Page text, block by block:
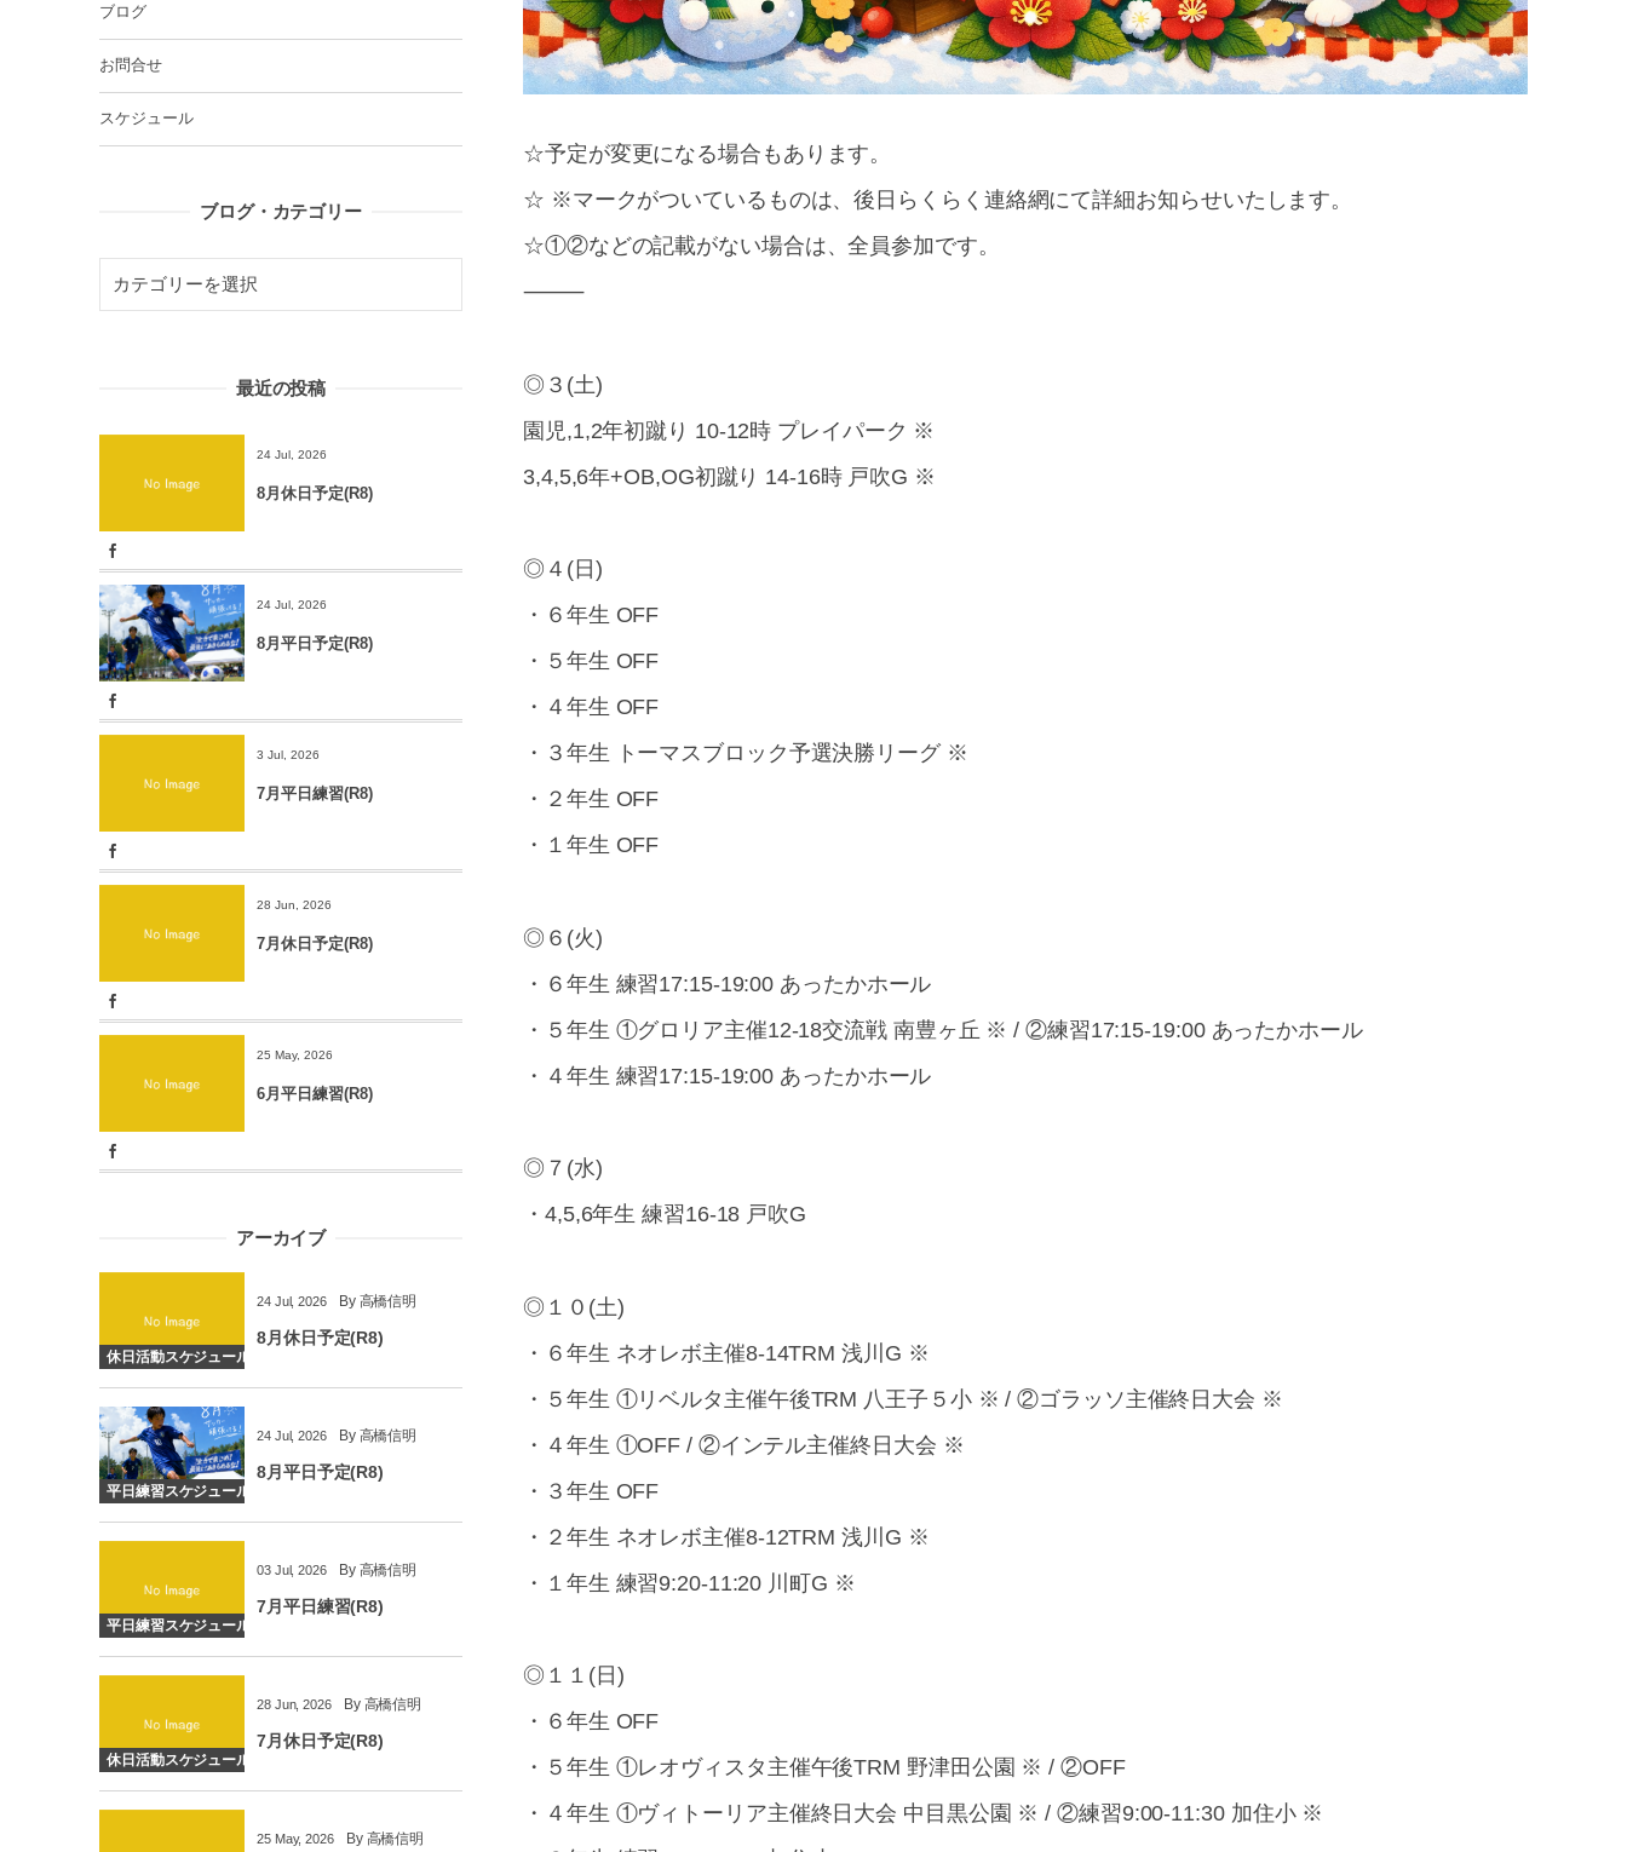
☆予定が変更になる場合もあります。
☆ ※マークがついているものは、後日らくらく連絡網にて詳細お知らせいたします。
☆①②などの記載がない場合は、全員参加です。
⸻
◎３(土)
園児,1,2年初蹴り 10-12時 プレイパーク ※
3,4,5,6年+OB,OG初蹴り 14-16時 戸吹G ※
◎４(日)
・６年生 OFF
・５年生 OFF
・４年生 OFF
・３年生 トーマスブロック予選決勝リーグ ※
・２年生 OFF
・１年生 OFF
◎６(火)
・６年生 練習17:15-19:00 あったかホール
・５年生 ①グロリア主催12-18交流戦 南豊ヶ丘 ※ / ②練習17:15-19:00 あったかホール
・４年生 練習17:15-19:00 あったかホール
◎７(水)
・4,5,6年生 練習16-18 戸吹G
◎１０(土)
・６年生 ネオレボ主催8-14TRM 浅川G ※
・５年生 ①リベルタ主催午後TRM 八王子５小 ※ / ②ゴラッソ主催終日大会 ※
・４年生 ①OFF / ②インテル主催終日大会 ※
・３年生 OFF
・２年生 ネオレボ主催8-12TRM 浅川G ※
・１年生 練習9:20-11:20 川町G ※
◎１１(日)
・６年生 OFF
・５年生 ①レオヴィスタ主催午後TRM 野津田公園 ※ / ②OFF
・４年生 ①ヴィトーリア主催終日大会 中目黒公園 ※ / ②練習9:00-11:30 加住小 ※
ブログ
お問合せ
スケジュール
ブログ・カテゴリー
最近の投稿
24 Jul, 2026
8月休日予定(R8)
24 Jul, 2026
8月平日予定(R8)
3 Jul, 2026
7月平日練習(R8)
28 Jun, 2026
7月休日予定(R8)
25 May, 2026
6月平日練習(R8)
アーカイブ
休日活動スケジュール
24 Jul,2026 By 高橋信明
8月休日予定(R8)
平日練習スケジュール
24 Jul,2026 By 高橋信明
8月平日予定(R8)
平日練習スケジュール
03 Jul,2026 By 高橋信明
7月平日練習(R8)
休日活動スケジュール
28 Jun,2026 By 高橋信明
7月休日予定(R8)
25 May,2026 By 高橋信明